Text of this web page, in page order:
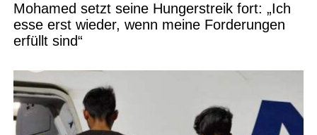
Mohamed setzt seine Hungerstreik fort: „Ich
esse erst wieder, wenn meine Forderungen
erfüllt sind“